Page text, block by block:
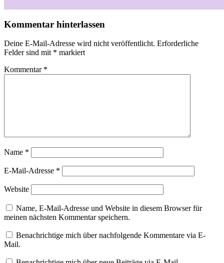
Kommentar hinterlassen
Deine E-Mail-Adresse wird nicht veröffentlicht. Erforderliche
Felder sind mit * markiert
Kommentar *
Name *
E-Mail-Adresse *
Website
Name, E-Mail-Adresse und Website in diesem Browser für
meinen nächsten Kommentar speichern.
Benachrichtige mich über nachfolgende Kommentare via E-
Mail.